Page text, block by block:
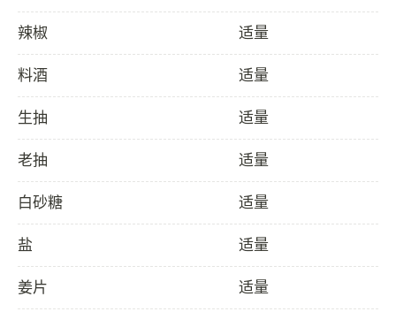
辣椒 适量
料酒 适量
生抽 适量
老抽 适量
白砂糖 适量
盐 适量
姜片 适量